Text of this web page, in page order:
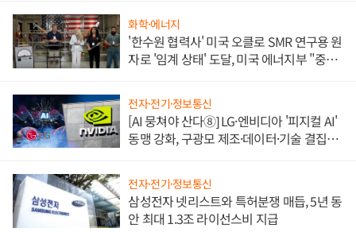
화학·에너지
'한수원 협력사' 미국 오클로 SMR 연구용 원
자로 '임계 상태' 도달, 미국 에너지부 "중요
전자·전기·정보통신
[AI 뭉쳐야 산다⑧] LG·엔비디아 '피지컬 AI'
동맹 강화, 구광모 제조·데이터·기술 결집
전자·전기·정보통신
삼성전자 넷리스트와 특허분쟁 매듭, 5년 동
안 최대 1.3조 라이선스비 지급